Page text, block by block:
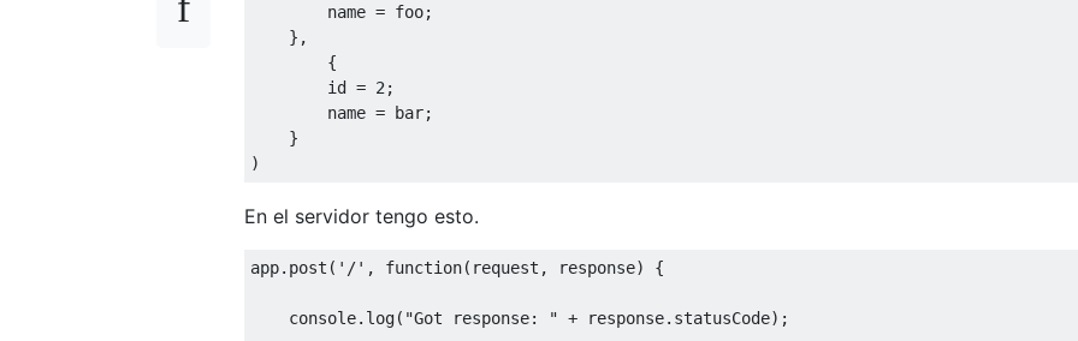
        name
= foo;
},
{
        id
= 2 ;
        name
= bar;
}
)
En el servidor tengo esto.
app. post ( '/' , function( request , response) {
    console
. log( "Got response: " + response. statusCode);